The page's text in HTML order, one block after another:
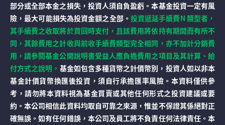
部分或全部本金之損失，投資人須自負盈虧。本基金投資一定有風
險，最大可能損失為投資金額之全部。 投資遞延手續費N 類型者，
其手續費之收取將於買回時支付，且該費用將依持有期間而有所不
同，其餘費用之計收與前收手續費類型完全相同，亦不加計分銷費
用，請參閱基金公開說明書受益人應負擔費用之項目及其計算、給
付方式之說明。 基金如包含多種貨幣之計價幣別，投資人如以非本
基金計價貨幣換匯後投資，須自行承擔匯率風險。本資料僅供參
考，請勿將本資料視為基金買賣或其他任何形式之投資建議或要
約。本公司相信此資料均取自可靠之來源，惟並不保證其係絕對正
確無誤。如有任何錯誤，本公司及員工將不負責任何法律責任。本